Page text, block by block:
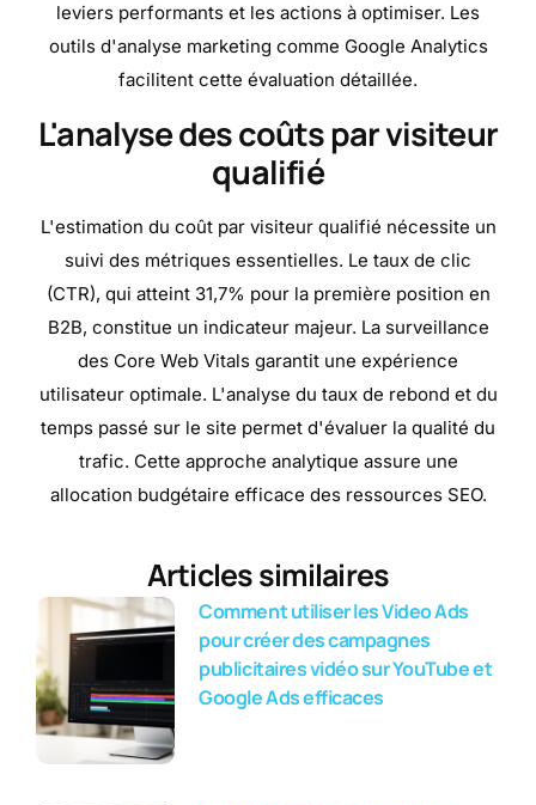
Articles similaires
Comment utiliser les Video Ads
pour créer des campagnes
publicitaires vidéo sur YouTube et
Google Ads efficaces
leviers performants et les actions à optimiser. Les
outils d'analyse marketing comme Google Analytics
facilitent cette évaluation détaillée.
L'analyse des coûts par visiteur
qualifié
L'estimation du coût par visiteur qualifié nécessite un
suivi des métriques essentielles. Le taux de clic
(CTR), qui atteint 31,7% pour la première position en
B2B, constitue un indicateur majeur. La surveillance
des Core Web Vitals garantit une expérience
utilisateur optimale. L'analyse du taux de rebond et du
temps passé sur le site permet d'évaluer la qualité du
trafic. Cette approche analytique assure une
allocation budgétaire efficace des ressources SEO.